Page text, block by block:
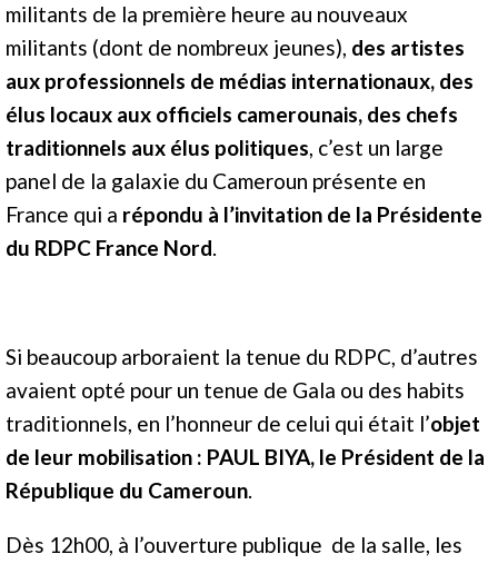
militants de la première heure au nouveaux
militants (dont de nombreux jeunes), des artistes
aux professionnels de médias internationaux, des
élus locaux aux officiels camerounais, des chefs
traditionnels aux élus politiques, c’est un large
panel de la galaxie du Cameroun présente en
France qui a répondu à l’invitation de la Présidente
du RDPC France Nord.
Si beaucoup arboraient la tenue du RDPC, d’autres
avaient opté pour un tenue de Gala ou des habits
traditionnels, en l’honneur de celui qui était l’objet
de leur mobilisation : PAUL BIYA, le Président de la
République du Cameroun.
Dès 12h00, à l’ouverture publique de la salle, les